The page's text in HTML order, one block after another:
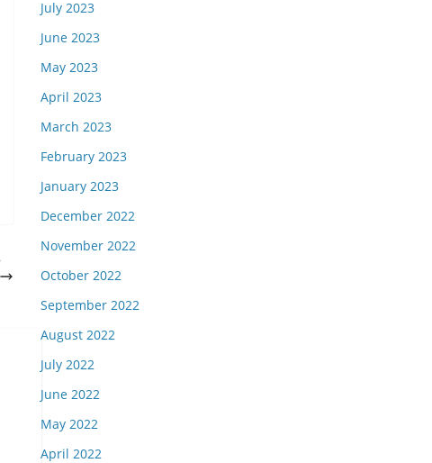
July 2023
June 2023
May 2023
April 2023
March 2023
February 2023
January 2023
December 2022
November 2022
October 2022
September 2022
August 2022
July 2022
June 2022
May 2022
April 2022